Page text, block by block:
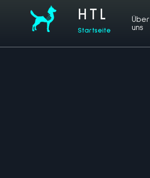
HTL
Startseite
Über
uns